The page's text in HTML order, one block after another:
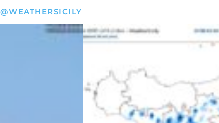
@WEATHERSICILY